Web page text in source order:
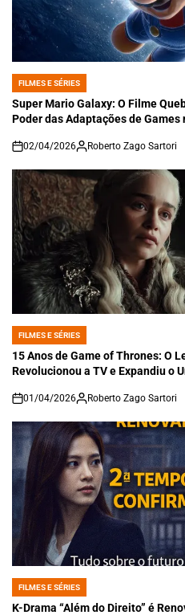
POSTED
IN
FILMES E SÉRIES
Super Mario Galaxy: O Filme
Poder das Adaptações de Games
on
02/04/2026 Roberto Zago Sartori
POSTED
IN
FILMES E SÉRIES
15 Anos de Game of Thrones: O
Revolucionou a TV e Expandiu o
on
01/04/2026 Roberto Zago Sartori
POSTED
IN
FILMES E SÉRIES
K-Drama “Além do Direito” é